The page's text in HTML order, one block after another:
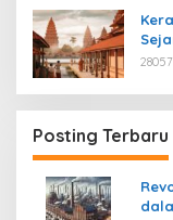
Posting Terbaru